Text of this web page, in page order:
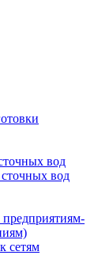
вод
сточных вод
сетям